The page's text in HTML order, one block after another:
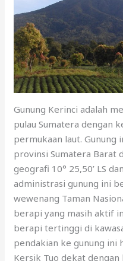
Gunung Kerinci adalah
pulau Sumatera dengan
permukaan laut. Gunung
provinsi Sumatera Barat
geografi 10° 25,50’ LS
administrasi gunung ini
wewenang Taman
berapi yang masih aktif
berapi tertinggi di
pendakian ke gunung ini
Kersik Tuo dekat dengan